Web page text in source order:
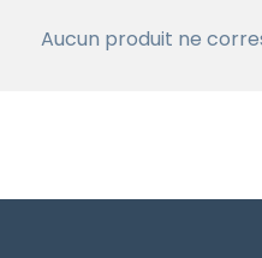
Aucun produit ne